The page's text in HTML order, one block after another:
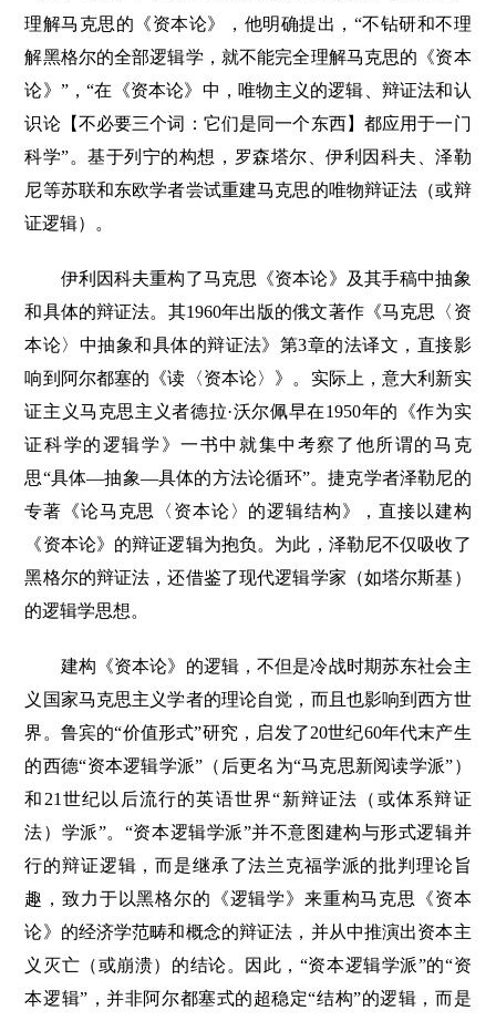
理解马克思的《资本论》，他明确提出，“不钻研和不理
解黑格尔的全部逻辑学，就不能完全理解马克思的《资本
论》”，“在《资本论》中，唯物主义的逻辑、辩证法和认
识论【不必要三个词：它们是同一个东西】都应用于一门
科学”。基于列宁的构想，罗森塔尔、伊利因科夫、泽勒
尼等苏联和东欧学者尝试重建马克思的唯物辩证法（或辩
证逻辑）。
伊利因科夫重构了马克思《资本论》及其手稿中抽象
和具体的辩证法。其1960年出版的俄文著作《马克思〈资
本论〉中抽象和具体的辩证法》第3章的法译文，直接影
响到阿尔都塞的《读〈资本论〉》。实际上，意大利新实
证主义马克思主义者德拉·沃尔佩早在1950年的《作为实
证科学的逻辑学》一书中就集中考察了他所谓的马克
思“具体—抽象—具体的方法论循环”。捷克学者泽勒尼的
专著《论马克思〈资本论〉的逻辑结构》，直接以建构
《资本论》的辩证逻辑为抱负。为此，泽勒尼不仅吸收了
黑格尔的辩证法，还借鉴了现代逻辑学家（如塔尔斯基）
的逻辑学思想。
建构《资本论》的逻辑，不但是冷战时期苏东社会主
义国家马克思主义学者的理论自觉，而且也影响到西方世
界。鲁宾的“价值形式”研究，启发了20世纪60年代末产生
的西德“资本逻辑学派”（后更名为“马克思新阅读学派”）
和21世纪以后流行的英语世界“新辩证法（或体系辩证
法）学派”。“资本逻辑学派”并不意图建构与形式逻辑并
行的辩证逻辑，而是继承了法兰克福学派的批判理论旨
趣，致力于以黑格尔的《逻辑学》来重构马克思《资本
论》的经济学范畴和概念的辩证法，并从中推演出资本主
义灭亡（或崩溃）的结论。因此，“资本逻辑学派”的“资
本逻辑”，并非阿尔都塞式的超稳定“结构”的逻辑，而是